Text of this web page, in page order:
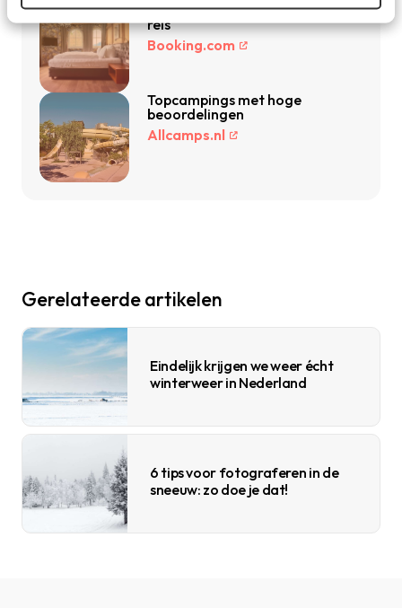
Vind de beste hotels voor jouw
reis
Booking.com
Topcampings met hoge
beoordelingen
Allcamps.nl
Gerelateerde artikelen
Eindelijk krijgen we weer écht
winterweer in Nederland
6 tips voor fotograferen in de
sneeuw: zo doe je dat!